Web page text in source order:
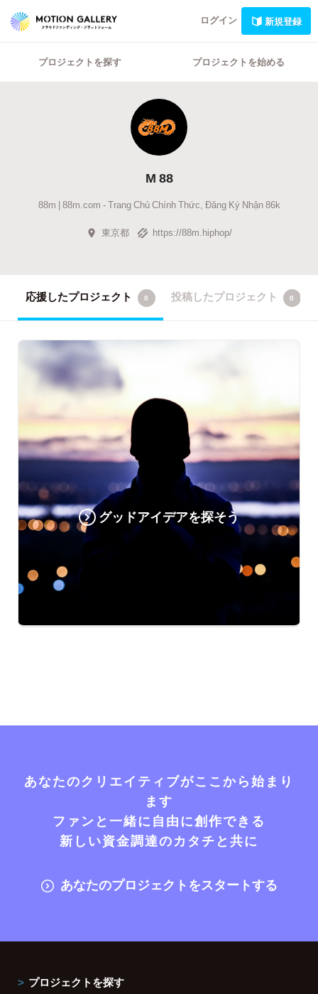
ログイン 新規登録
プロジェクトを探す プロジェクトを始める
M 88
88m | 88m.com - Trang Chủ Chính Thức, Đăng Ký Nhận 86k
東京都 https://88m.hiphop/
応援したプロジェクト 0 投稿したプロジェクト 0
グッドアイデアを探そう
あなたのクリエイティブがここから始まり
ます
ファンと一緒に自由に創作できる
新しい資金調達のカタチと共に
あなたのプロジェクトをスタートする
プロジェクトを探す